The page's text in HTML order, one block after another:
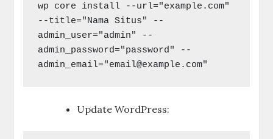
wp core install --url="example.com"
--title="Nama Situs" --
admin_user="admin" --
admin_password="password" --
admin_email="email@example.com
Update WordPress: